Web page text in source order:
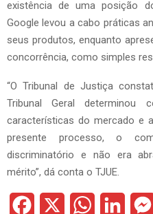
existência de uma posição
Google levou a cabo práticas
seus produtos, enquanto
concorrência, como simples
“O Tribunal de Justiça
Tribunal Geral determinou
características do mercado e
presente processo, o
discriminatório e não era
mérito”, dá conta o TJUE.